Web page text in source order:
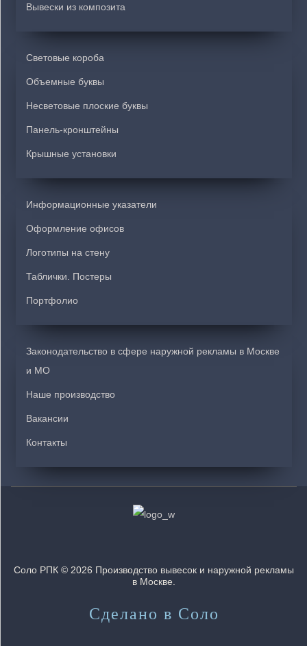
Вывески из композита
Световые короба
Объемные буквы
Несветовые плоские буквы
Панель-кронштейны
Крышные установки
Информационные указатели
Оформление офисов
Логотипы на стену
Таблички. Постеры
Портфолио
Законодательство в сфере наружной рекламы в Москве
и МО
Наше производство
Вакансии
Контакты
Соло РПК © 2026 Производство вывесок и наружной рекламы
в Москве.
Сделано в Соло